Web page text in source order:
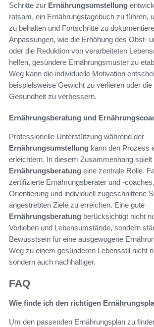
Schritte zur Ernährungsumstellung
ratsam, ein Ernährungstagebuch zu führen,
zu behalten und Fortschritte zu
Anpassungen, wie die Erhöhung des Obst-
oder die Reduktion von verarbeiteten
helfen, gesündere Ernährungsmuster zu
Weg kann die individuelle Motivation
beispielsweise Gewicht zu verlieren oder die
Gesundheit zu verbessern.
Ernährungsberatung und
Professionelle Unterstützung während der
Ernährungsumstellung kann den Prozess
erleichtern. In diesem Zusammenhang spielt
Ernährungsberatung eine zentrale Rolle.
zertifizierte Ernährungsberater und -
Orientierung und individuell zugeschnittene
angestrebten Ziele zu erreichen. Eine gute
Ernährungsberatung berücksichtigt nicht
Vorlieben und Lebensumstände, sondern
Bewusstsein für eine ausgewogene
Weg zu einem gesünderen Lebensstil nicht
sondern auch nachhaltiger.
FAQ
Wie finde ich den richtigen
Um den passenden Ernährungsplan zu